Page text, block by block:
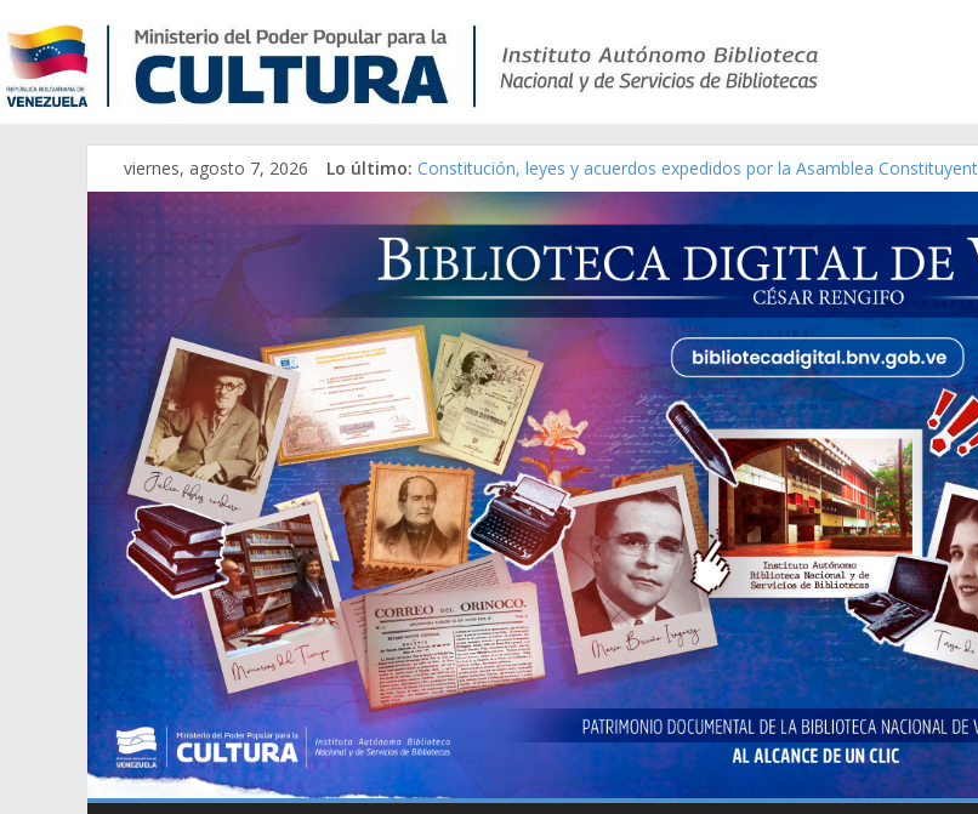
viernes, agosto 7, 2026 Lo último: Constitución, leyes y acuerdos expedidos por la Asamblea
Una Parálisis [material gráfico]
Modesta Bor Sánchez [material gráfico]
Gaceta Oficial de la República de Venezuela año CXXXIII Mes V,
Catálogo temático de obras de Modesta Bor